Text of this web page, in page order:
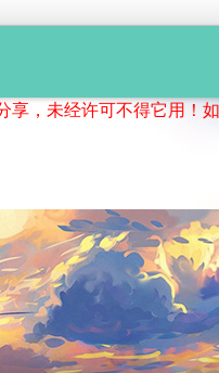
经许可不得它用！如果